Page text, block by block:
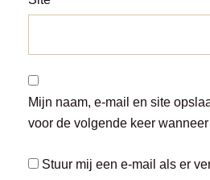
Mijn naam, e-mail en site
voor de volgende keer
Stuur mij een e-mail als er